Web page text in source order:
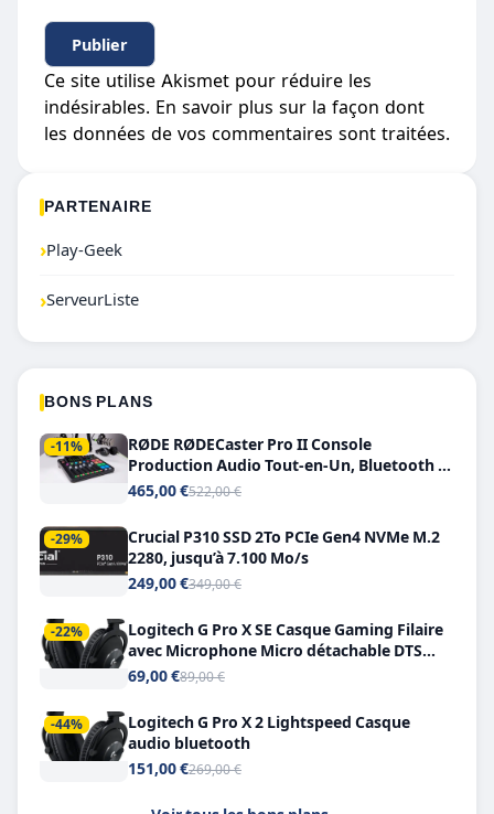
Ce site utilise Akismet pour réduire les
indésirables. En savoir plus sur la façon dont
les données de vos commentaires sont traitées.
PARTENAIRE
›Play-Geek
›ServeurListe
BONS PLANS
-11%
RØDE RØDECaster Pro II Console
Production Audio Tout-en-Un, Bluetooth et
Double USB-C
465,00 €522,00 €
-29%
Crucial P310 SSD 2To PCIe Gen4 NVMe M.2
2280, jusqu’à 7.100 Mo/s
249,00 €349,00 €
-22%
Logitech G Pro X SE Casque Gaming Filaire
avec Microphone Micro détachable DTS
Headphone X 7.1
69,00 €89,00 €
-44%
Logitech G Pro X 2 Lightspeed Casque
audio bluetooth
151,00 €269,00 €